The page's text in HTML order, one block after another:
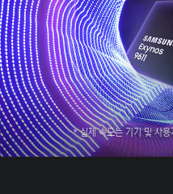
* 실제 속도는 기기 및 사